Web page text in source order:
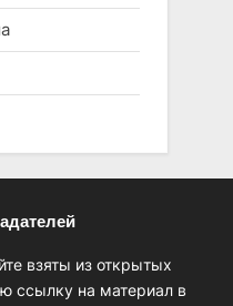
взяты из открытых
ссылку на материал в